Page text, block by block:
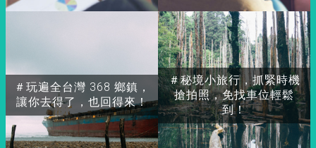
＃玩遍全台灣 368 鄉鎮，
讓你去得了，也回得來！
＃秘境小旅行，抓緊時機
搶拍照，免找車位輕鬆
到！